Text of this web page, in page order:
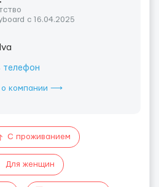
с 16.04.2025
Iva
телефон
о компании ⟶
С проживанием
Для женщин